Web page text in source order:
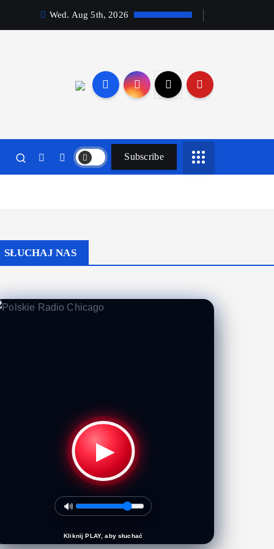
Wed. Aug 5th, 2026
Subscribe
SŁUCHAJ NAS
▶
🔊
Kliknij PLAY, aby słuchać